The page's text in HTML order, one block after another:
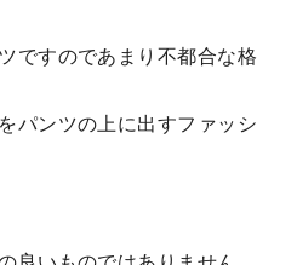
ですのであまり不都合な格
パンツの上に出すファッシ